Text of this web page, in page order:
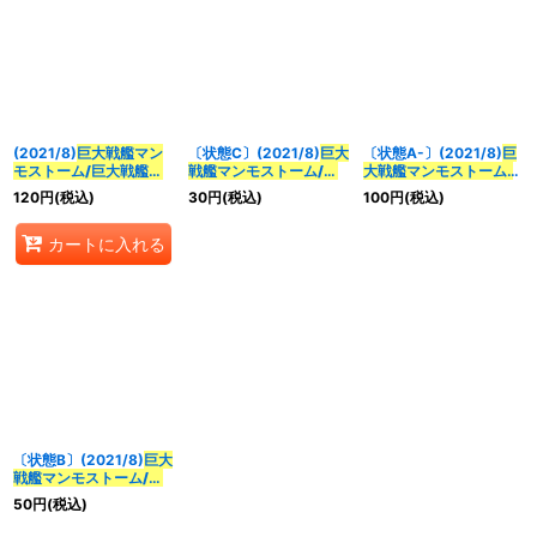
絞り込む
(2021/8)巨大戦艦マン
モストーム/巨大戦艦マ
ンモストーム-ヒューマ
モード-【転醒R】
{BS57-068a/BS57-
068b}《白》
120円(税込)
カートに入れる
〔状態C〕(2021/8)巨大
戦艦マンモストーム/巨
大戦艦マンモストーム-
ヒューマモード
30円(税込)
〔状態A-〕(2021/8)巨
大戦艦マンモストーム/
巨大戦艦マンモストー
ム-ヒューマモード
100円(税込)
〔状態B〕(2021/8)巨大
戦艦マンモストーム/巨
大戦艦マンモストーム-
ヒューマモード
50円(税込)